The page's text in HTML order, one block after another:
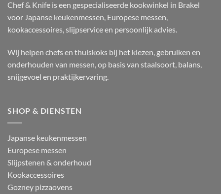
Chef & Knife is een gespecialiseerde kookwinkel in Brakel
voor Japanse keukenmessen, Europese messen,
kookaccessoires, slijpservice en persoonlijk advies.
Wij helpen chefs en thuiskoks bij het kiezen, gebruiken en
onderhouden van messen, op basis van staalsoort, balans,
snijgevoel en praktijkervaring.
SHOP & DIENSTEN
Japanse keukenmessen
Europese messen
Slijpstenen & onderhoud
Kookaccessoires
Gozney pizzaovens